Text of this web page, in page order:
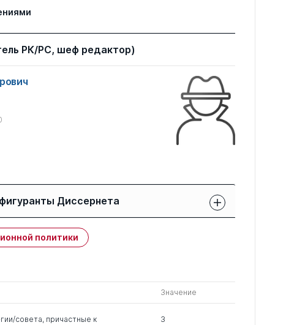
РК/РС, шеф редактор)
Диссернета
Защиты членов РК:
свои
чужие
0 13
политики
Значение
совета, причастные к
3